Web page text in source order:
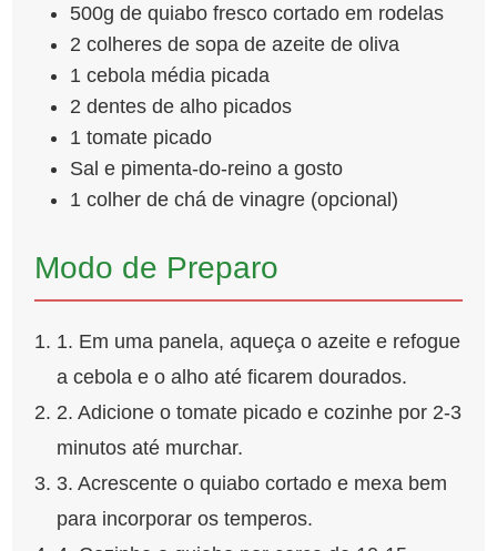
500g de quiabo fresco cortado em rodelas
2 colheres de sopa de azeite de oliva
1 cebola média picada
2 dentes de alho picados
1 tomate picado
Sal e pimenta-do-reino a gosto
1 colher de chá de vinagre (opcional)
Modo de Preparo
1. Em uma panela, aqueça o azeite e refogue
a cebola e o alho até ficarem dourados.
2. Adicione o tomate picado e cozinhe por 2-3
minutos até murchar.
3. Acrescente o quiabo cortado e mexa bem
para incorporar os temperos.